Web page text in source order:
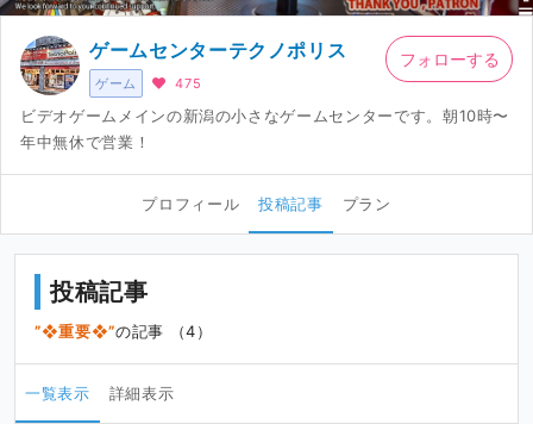
ゲーム
ゲームセンターテクノポリス
475
ビデオゲームメインの新潟の小さなゲームセンターです。朝10時〜
年中無休で営業！
フォローする
プロフィール 投稿記事 プラン
投稿記事
❖重要❖ の記事 （4）
一覧表示 詳細表示